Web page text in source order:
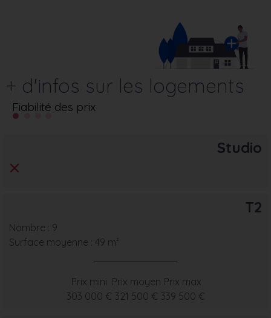
+ d'infos sur les logements
Fiabilité des prix
Studio
T2
Nombre : 9
Surface moyenne : 49 m²
Prix mini
303 000 €
Prix moyen
321 500 €
Prix max
339 500 €